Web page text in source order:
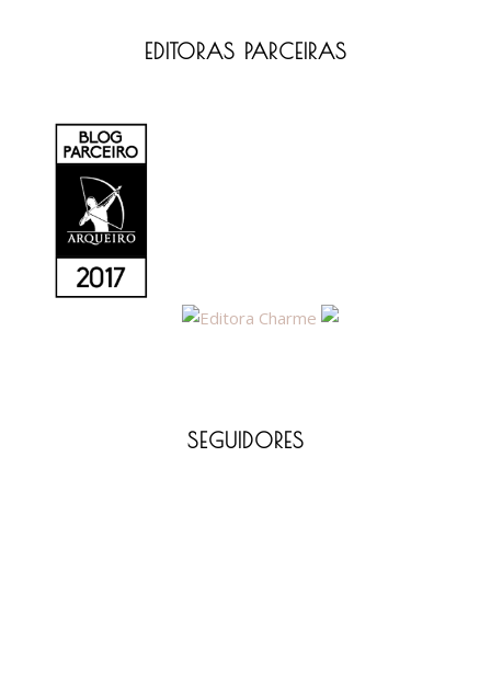
EDITORAS PARCEIRAS
SEGUIDORES